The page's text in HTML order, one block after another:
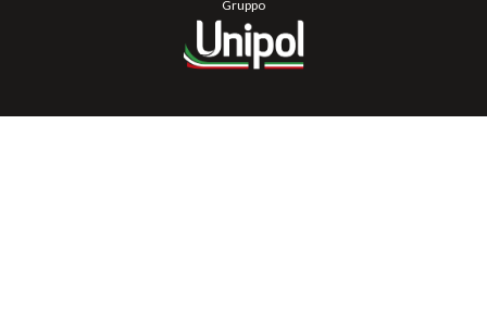
Gruppo